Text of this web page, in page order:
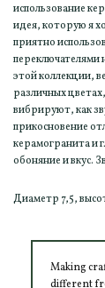
использование
идея, которую я
приятно
переключателями
этой коллекции,
различных
вибрируют, как
прикосновение
керамогранита и
обоняние и вкус.
Диаметр 7,5,
Making
different